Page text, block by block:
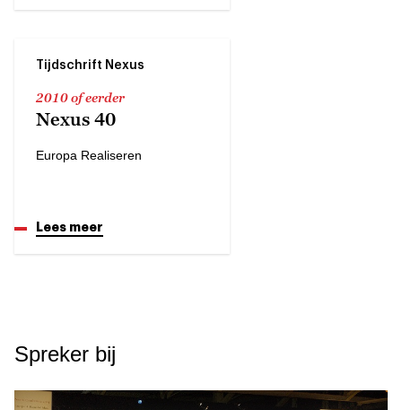
Tijdschrift Nexus
2010 of eerder
Nexus 40
Europa Realiseren
Lees meer
Spreker bij